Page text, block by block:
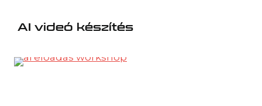
AI videó készítés